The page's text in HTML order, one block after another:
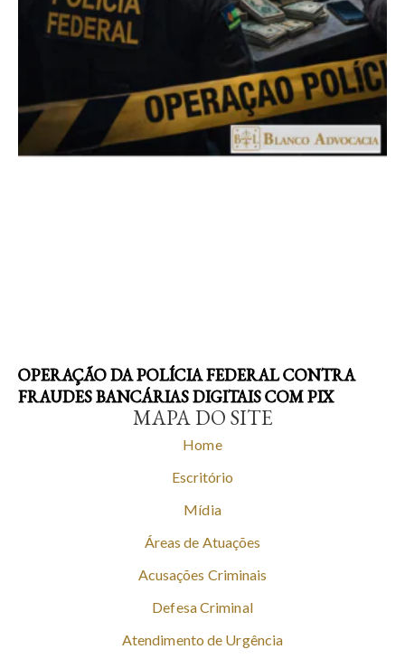
OPERAÇÃO DA POLÍCIA FEDERAL CONTRA
FRAUDES BANCÁRIAS DIGITAIS COM PIX
MAPA DO SITE
Home
Escritório
Mídia
Áreas de Atuações
Acusações Criminais
Defesa Criminal
Atendimento de Urgência